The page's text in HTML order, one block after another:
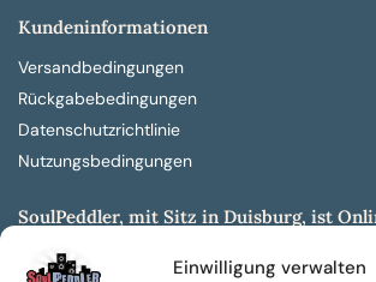
Einwilligung verwalten
Kundeninformationen
Versandbedingungen
Rückgabebedingungen
Datenschutzrichtlinie
Nutzungsbedingungen
SoulPeddler, mit Sitz in Duisburg, ist
entwickelt aus dem SoulPeddler Vinyl-